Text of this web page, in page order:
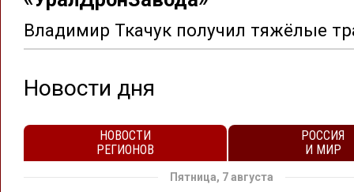
Владимир Ткачук получил тяжёлые
Новости дня
НОВОСТИ
РЕГИОНОВ
РОССИЯ
И МИР
Пятница, 7 августа